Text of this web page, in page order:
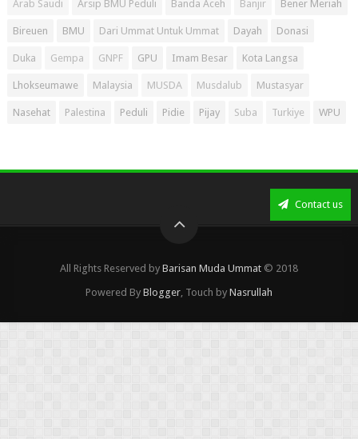
Arab Saudi Arsip BMU Peduli Banda Aceh Banjir Bener Meriah
Bireuen BMU Dari Ummat Untuk Ummat Dayah Donasi
Duka Gempa GNPF GPU Imam Besar Kota Langsa
Lhokseumawe Malaysia MUSDA Musdalub Mustasyar
Nasehat Palestina Peduli Pidie Pijay Suba Turkiye WPU
Contact us
All Rights Reserved by Barisan Muda Ummat © 2018
Powered By Blogger, Touch by Nasrullah